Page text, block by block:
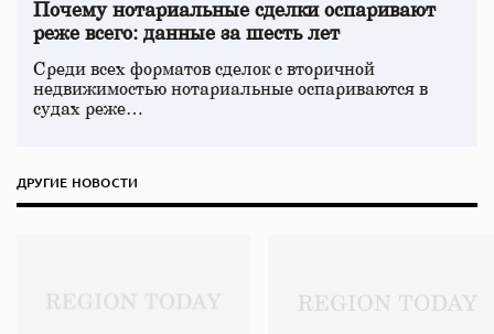
Почему нотариальные сделки оспаривают
реже всего: данные за шесть лет
Среди всех форматов сделок с вторичной
недвижимостью нотариальные оспариваются в
судах реже…
ДРУГИЕ НОВОСТИ